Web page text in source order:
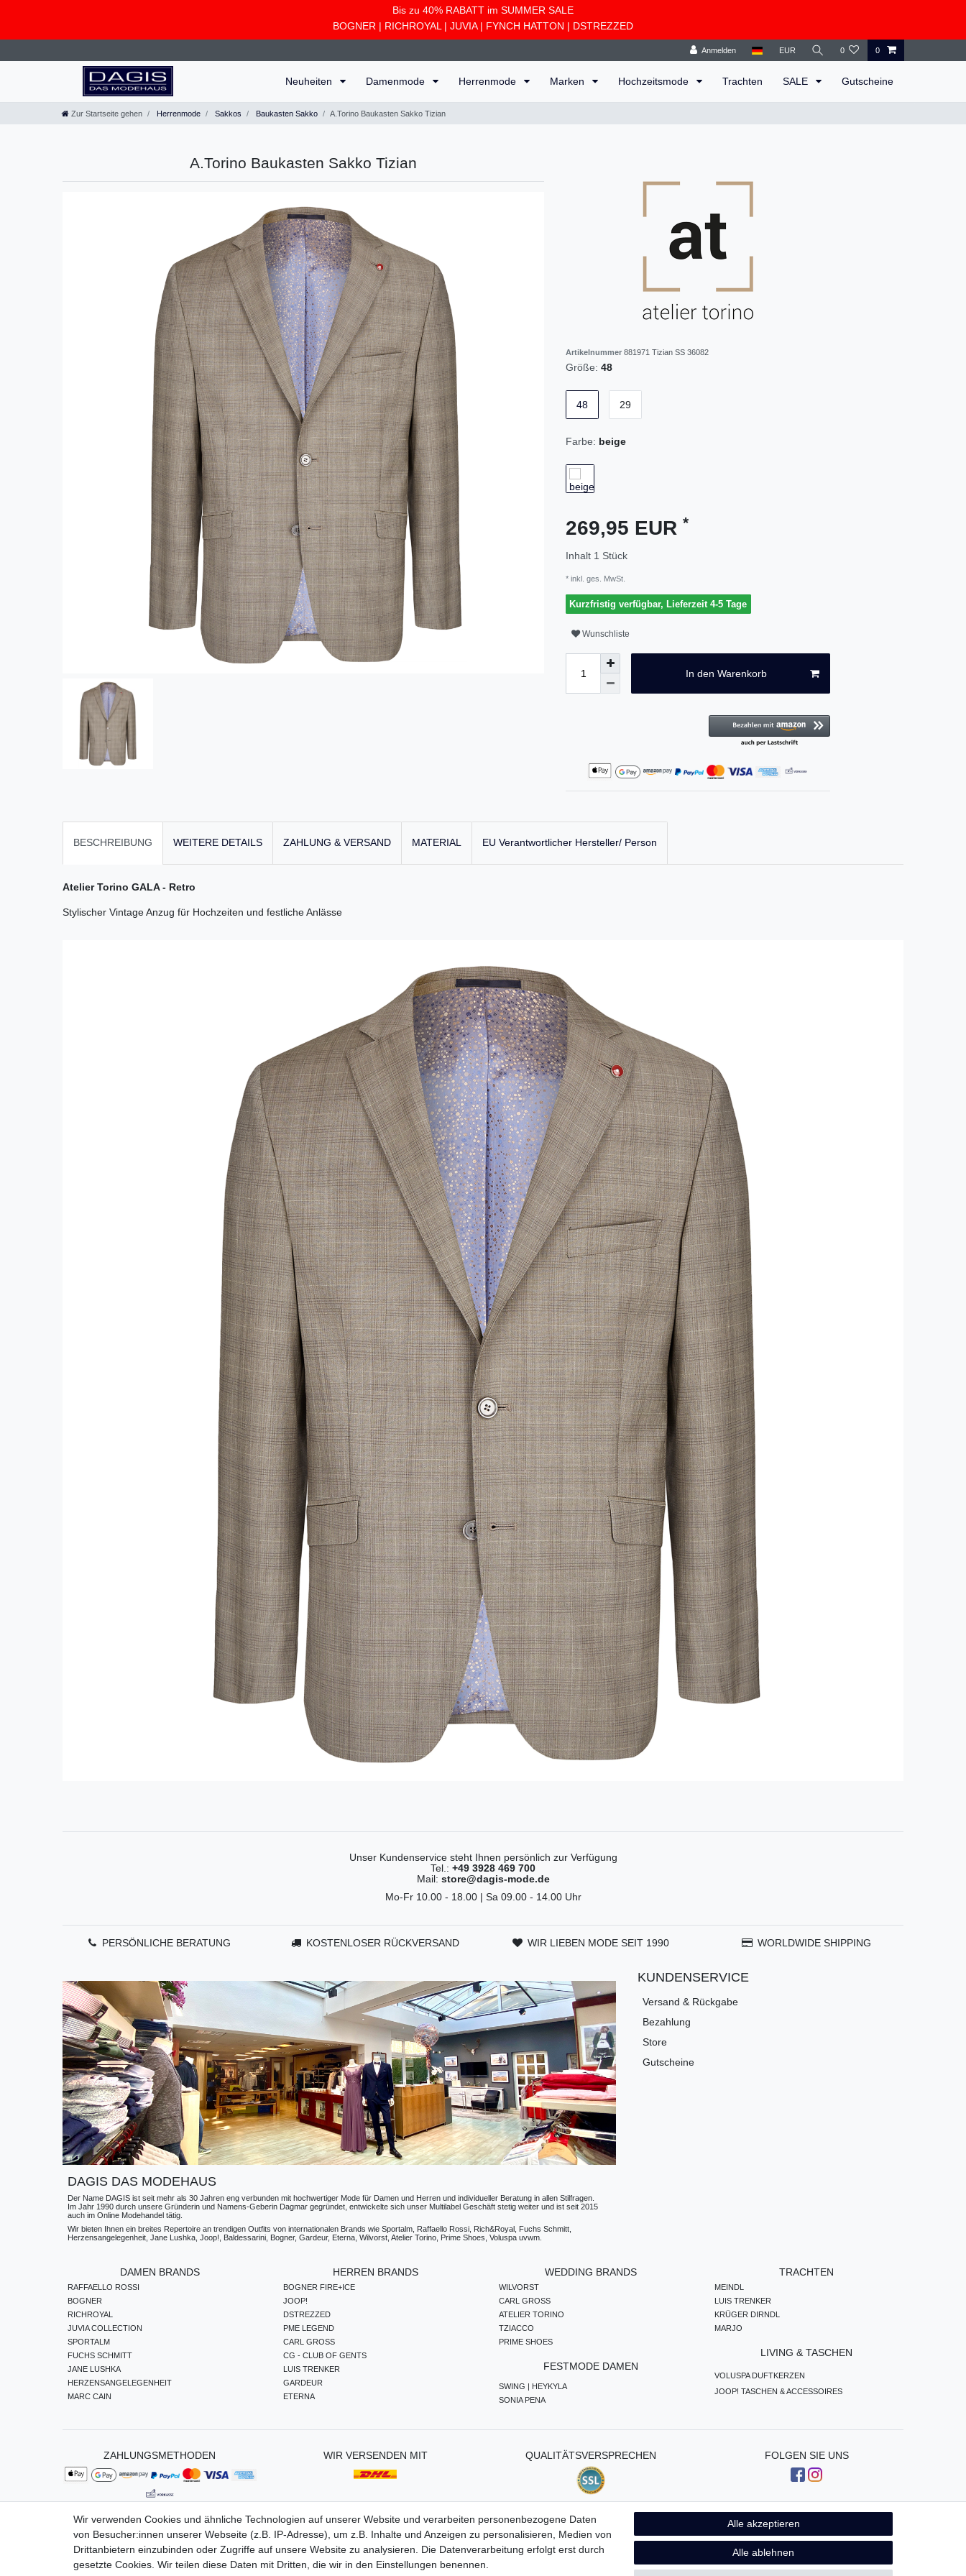
Bis zu 40% RABATT im SUMMER SALE
BOGNER | RICHROYAL | JUVIA| FYNCH HATTON | DSTREZZED
Anmelden EUR 0 0
Neuheiten Damenmode Herrenmode Marken Hochzeitsmode Trachten SALE Gutscheine
Zur Startseite gehen Herrenmode Sakkos Baukasten Sakko A.Torino Baukasten Sakko Tizian
A.Torino Baukasten Sakko Tizian
Artikelnummer 881971 Tizian SS 36082
Größe: 48
48 29
Farbe: beige
269,95 EUR *
Inhalt 1 Stück
* inkl. ges. MwSt.
Kurzfristig verfügbar, Lieferzeit 4-5 Tage
Wunschliste
In den Warenkorb
BESCHREIBUNG WEITERE DETAILS ZAHLUNG & VERSAND MATERIAL EU Verantwortlicher Hersteller/ Person
Atelier Torino GALA - Retro
Stylischer Vintage Anzug für Hochzeiten und festliche Anlässe
Unser Kundenservice steht Ihnen persönlich zur Verfügung
Tel.: +49 3928 469 700
Mail: store@dagis-mode.de
Mo-Fr 10.00 - 18.00 | Sa 09.00 - 14.00 Uhr
PERSÖNLICHE BERATUNG KOSTENLOSER RÜCKVERSAND WIR LIEBEN MODE SEIT 1990 WORLDWIDE SHIPPING
DAGIS DAS MODEHAUS
Der Name DAGIS ist seit mehr als 30 Jahren eng verbunden mit hochwertiger Mode für Damen und Herren und individueller Beratung in allen Stilfragen.
Im Jahr 1990 durch unsere Gründerin und Namens-Geberin Dagmar gegründet, entwickelte sich unser Multilabel Geschäft stetig weiter und ist seit 2015
auch im Online Modehandel tätig.
Wir bieten Ihnen ein breites Repertoire an trendigen Outfits von internationalen Brands wie Sportalm, Raffaello Rossi, Rich&Royal, Fuchs Schmitt,
Herzensangelegenheit, Jane Lushka, Joop!, Baldessarini, Bogner, Gardeur, Eterna, Wilvorst, Atelier Torino, Prime Shoes, Voluspa uvwm.
KUNDENSERVICE
Versand & Rückgabe
Bezahlung
Store
Gutscheine
DAMEN BRANDS
RAFFAELLO ROSSI
BOGNER
RICHROYAL
JUVIA COLLECTION
SPORTALM
FUCHS SCHMITT
JANE LUSHKA
HERZENSANGELEGENHEIT
MARC CAIN
HERREN BRANDS
BOGNER FIRE+ICE
JOOP!
DSTREZZED
PME LEGEND
CARL GROSS
CG - CLUB OF GENTS
LUIS TRENKER
GARDEUR
ETERNA
WEDDING BRANDS
WILVORST
CARL GROSS
ATELIER TORINO
TZIACCO
PRIME SHOES
FESTMODE DAMEN
SWING | HEYKYLA
SONIA PENA
TRACHTEN
MEINDL
LUIS TRENKER
KRÜGER DIRNDL
MARJO
LIVING & TASCHEN
VOLUSPA DUFTKERZEN
JOOP! TASCHEN & ACCESSOIRES
ZAHLUNGSMETHODEN WIR VERSENDEN MIT QUALITÄTSVERSPRECHEN FOLGEN SIE UNS
Impressum Daten­schutz­erklärung AGB Widerrufs­recht Vertrag widerrufen
Wir verwenden Cookies und ähnliche Technologien auf unserer Website und verarbeiten personenbezogene Daten
von Besucher:innen unserer Webseite (z.B. IP-Adresse), um z.B. Inhalte und Anzeigen zu personalisieren, Medien von
Drittanbietern einzubinden oder Zugriffe auf unsere Website zu analysieren. Die Datenverarbeitung erfolgt erst durch
gesetzte Cookies. Wir teilen diese Daten mit Dritten, die wir in den Einstellungen benennen.
Alle akzeptieren
Alle ablehnen